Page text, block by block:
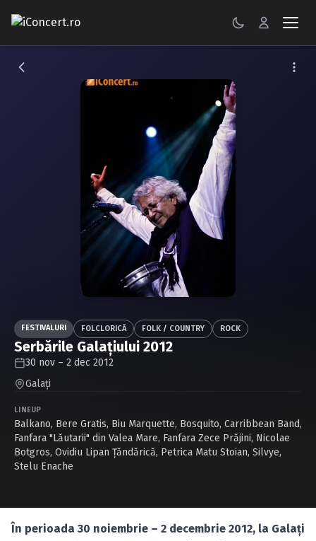
CONCERTE
Caută în site...
FESTIVALURI FOLCLORICĂ FOLK / COUNTRY ROCK
Serbările Galaţiului 2012
30 nov – 2 dec 2012
Galaţi
LINEUP
Balkano, Bere Gratis, Biu Marquette, Bosquito, Carribbean Band,
Fanfara "Lăutarii" din Valea Mare, Fanfara Zece Prăjini, Nicolae
Botgros, Ovidiu Lipan Ţăndărică, Petrica Matu Stoian, Silvye,
Stelu Enache
În perioada 30 noiembrie – 2 decembrie 2012, la Galaţi